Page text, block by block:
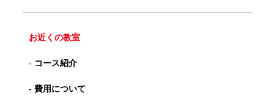
お近くの教室
- コース紹介
- 費用について